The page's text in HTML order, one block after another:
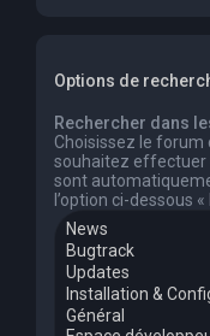
Options de
Rechercher dans
Choisissez le forum
souhaitez effectuer
sont
l’option ci-dessous